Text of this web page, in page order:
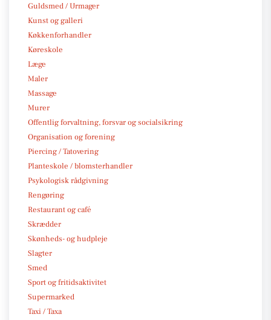
Guldsmed / Urmager
Kunst og galleri
Køkkenforhandler
Køreskole
Læge
Maler
Massage
Murer
Offentlig forvaltning, forsvar og socialsikring
Organisation og forening
Piercing / Tatovering
Planteskole / blomsterhandler
Psykologisk rådgivning
Rengøring
Restaurant og café
Skrædder
Skønheds- og hudpleje
Slagter
Smed
Sport og fritidsaktivitet
Supermarked
Taxi / Taxa